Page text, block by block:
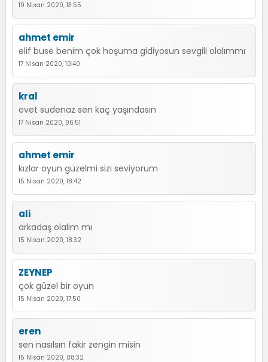
19 Nisan 2020, 13:55
ahmet emir
elif buse benim çok hoşuma gidiyosun sevgili olalımmı
17 Nisan 2020, 10:40
kral
evet sudenaz sen kaç yaşındasın
17 Nisan 2020, 06:51
ahmet emir
kızlar oyun güzelmi sizi seviyorum
15 Nisan 2020, 18:42
ali
arkadaş olalım mı
15 Nisan 2020, 18:32
ZEYNEP
çok güzel bir oyun
15 Nisan 2020, 17:50
eren
sen nasılsın fakir zengin misin
15 Nisan 2020, 08:32